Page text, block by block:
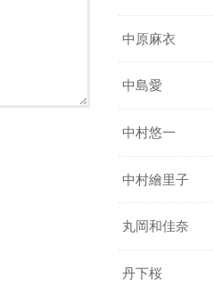
中原麻衣
中島愛
中村悠一
中村繪里子
丸岡和佳奈
丹下桜